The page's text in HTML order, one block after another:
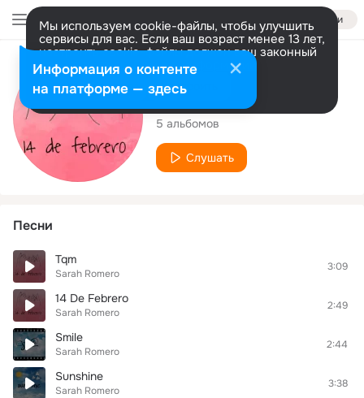
Войти
Мы используем cookie-файлы, чтобы улучшить
сервисы для вас. Если ваш возраст менее 13 лет,
настроить cookie-файлы должен ваш законный
представитель. Больше информации
Разрешить все Настроить
Исполнитель
Sarah Romero
5 альбомов
Слушать
Песни
Tqm
Sarah Romero
3:09
14 De Febrero
Sarah Romero
2:49
Smile
Sarah Romero
2:44
Sunshine
Sarah Romero
3:38
Информация о контенте
на платформе — здесь